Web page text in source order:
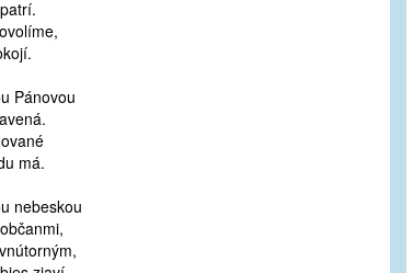
Pánovou
má.
nebeskou